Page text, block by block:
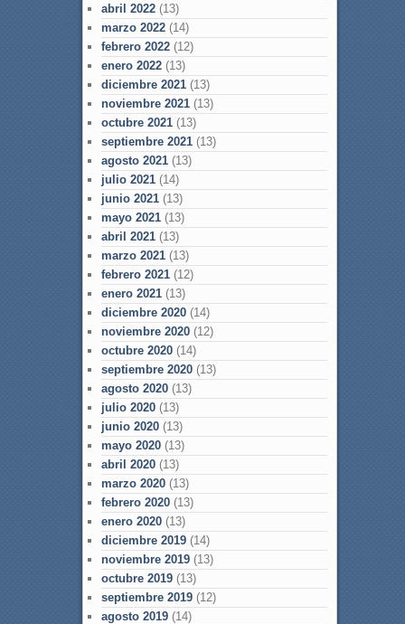
abril 2022(13)
marzo 2022(14)
febrero 2022(12)
enero 2022(13)
diciembre 2021(13)
noviembre 2021(13)
octubre 2021(13)
septiembre 2021(13)
agosto 2021(13)
julio 2021(14)
junio 2021(13)
mayo 2021(13)
abril 2021(13)
marzo 2021(13)
febrero 2021(12)
enero 2021(13)
diciembre 2020(14)
noviembre 2020(12)
octubre 2020(14)
septiembre 2020(13)
agosto 2020(13)
julio 2020(13)
junio 2020(13)
mayo 2020(13)
abril 2020(13)
marzo 2020(13)
febrero 2020(13)
enero 2020(13)
diciembre 2019(14)
noviembre 2019(13)
octubre 2019(13)
septiembre 2019(12)
agosto 2019(14)